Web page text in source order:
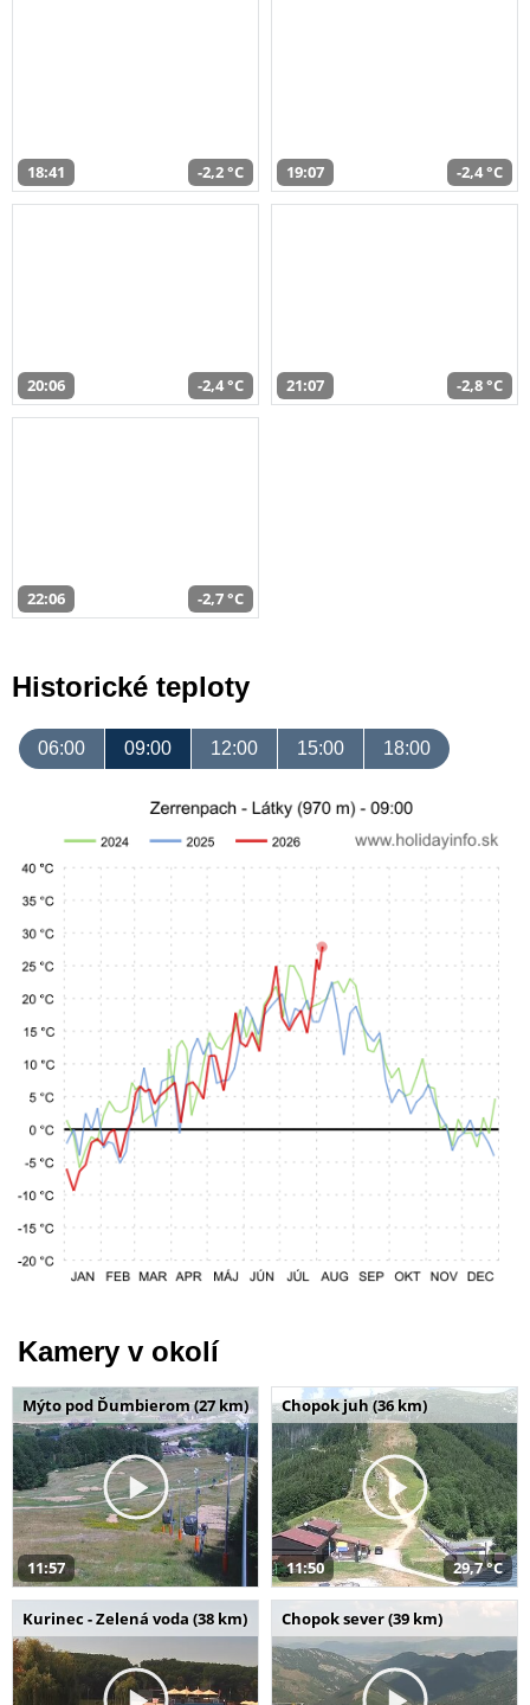
18:41 -2,2 °C 19:07 -2,4 °C
20:06 -2,4 °C 21:07 -2,8 °C
22:06 -2,7 °C
Historické teploty
06:00 09:00 12:00 15:00 18:00
Kamery v okolí
Mýto pod Ďumbierom (27 km)
11:57
Chopok juh (36 km)
11:50 29,7 °C
Kurinec - Zelená voda (38 km) Chopok sever (39 km)